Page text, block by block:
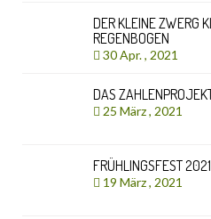
DER KLEINE ZWERG
REGENBOGEN
30 Apr. , 2021
DAS
25 März , 2021
FRÜHLINGSFEST 2021
19 März , 2021